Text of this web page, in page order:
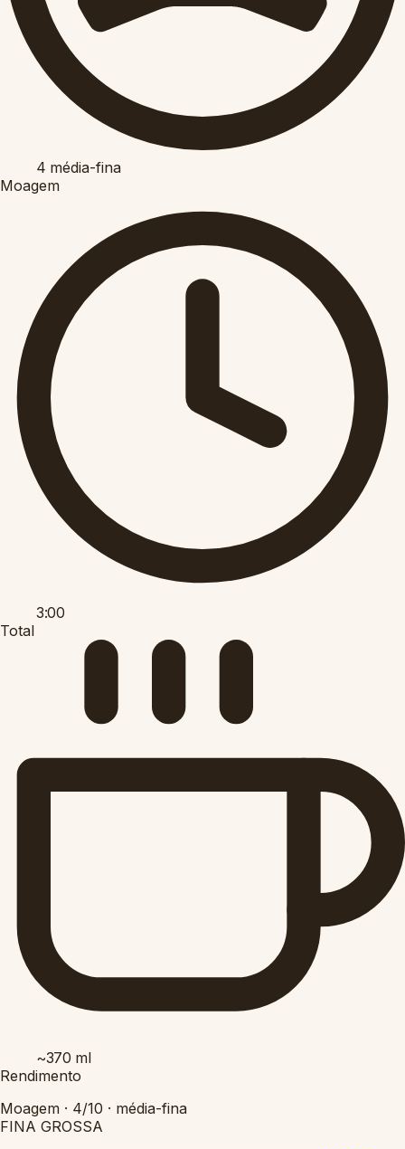
4 média-fina
Moagem
3:00
Total
~370 ml
Rendimento
Moagem · 4/10 · média-fina
FINA GROSSA